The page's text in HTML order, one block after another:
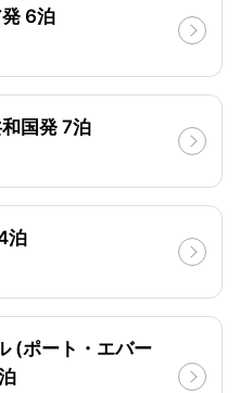
6泊
国発 7泊
泊
(ポート・エバー